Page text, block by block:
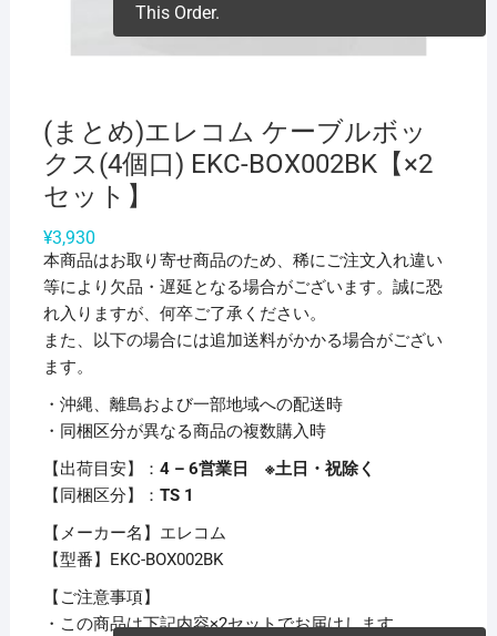
(まとめ)エレコム ケーブルボッ
クス(4個口) EKC-BOX002BK【×2
セット】
¥3,930
本商品はお取り寄せ商品のため、稀にご注文入れ違い
等により欠品・遅延となる場合がございます。誠に恐
れ入りますが、何卒ご了承ください。
また、以下の場合には追加送料がかかる場合がござい
ます。
・沖縄、離島および一部地域への配送時
・同梱区分が異なる商品の複数購入時
【出荷目安】： 4 – 6営業日 ※土日・祝除く
【同梱区分】： TS 1
【メーカー名】エレコム
【型番】EKC-BOX002BK
【ご注意事項】
・この商品は下記内容×2セットでお届けします。
This Order.